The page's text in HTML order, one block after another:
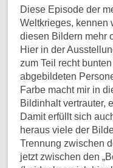
Diese Episode der
Weltkrieges, kennen
diesen Bildern mehr
Hier in der
zum Teil recht
abgebildeten
Farbe macht mir in
Bildinhalt vertrauter,
Damit erfüllt sich
heraus viele der
Trennung zwischen
jetzt zwischen den